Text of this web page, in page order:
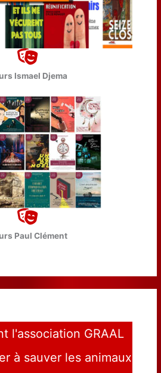
Ismael Djema
Paul Clément
l'association GRAAL
à sauver les animaux